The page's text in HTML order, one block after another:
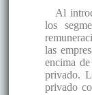
Al
los
las
encima
privado.
privado